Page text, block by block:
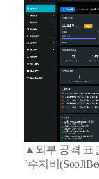
▲외부 공격 표
‘수지비